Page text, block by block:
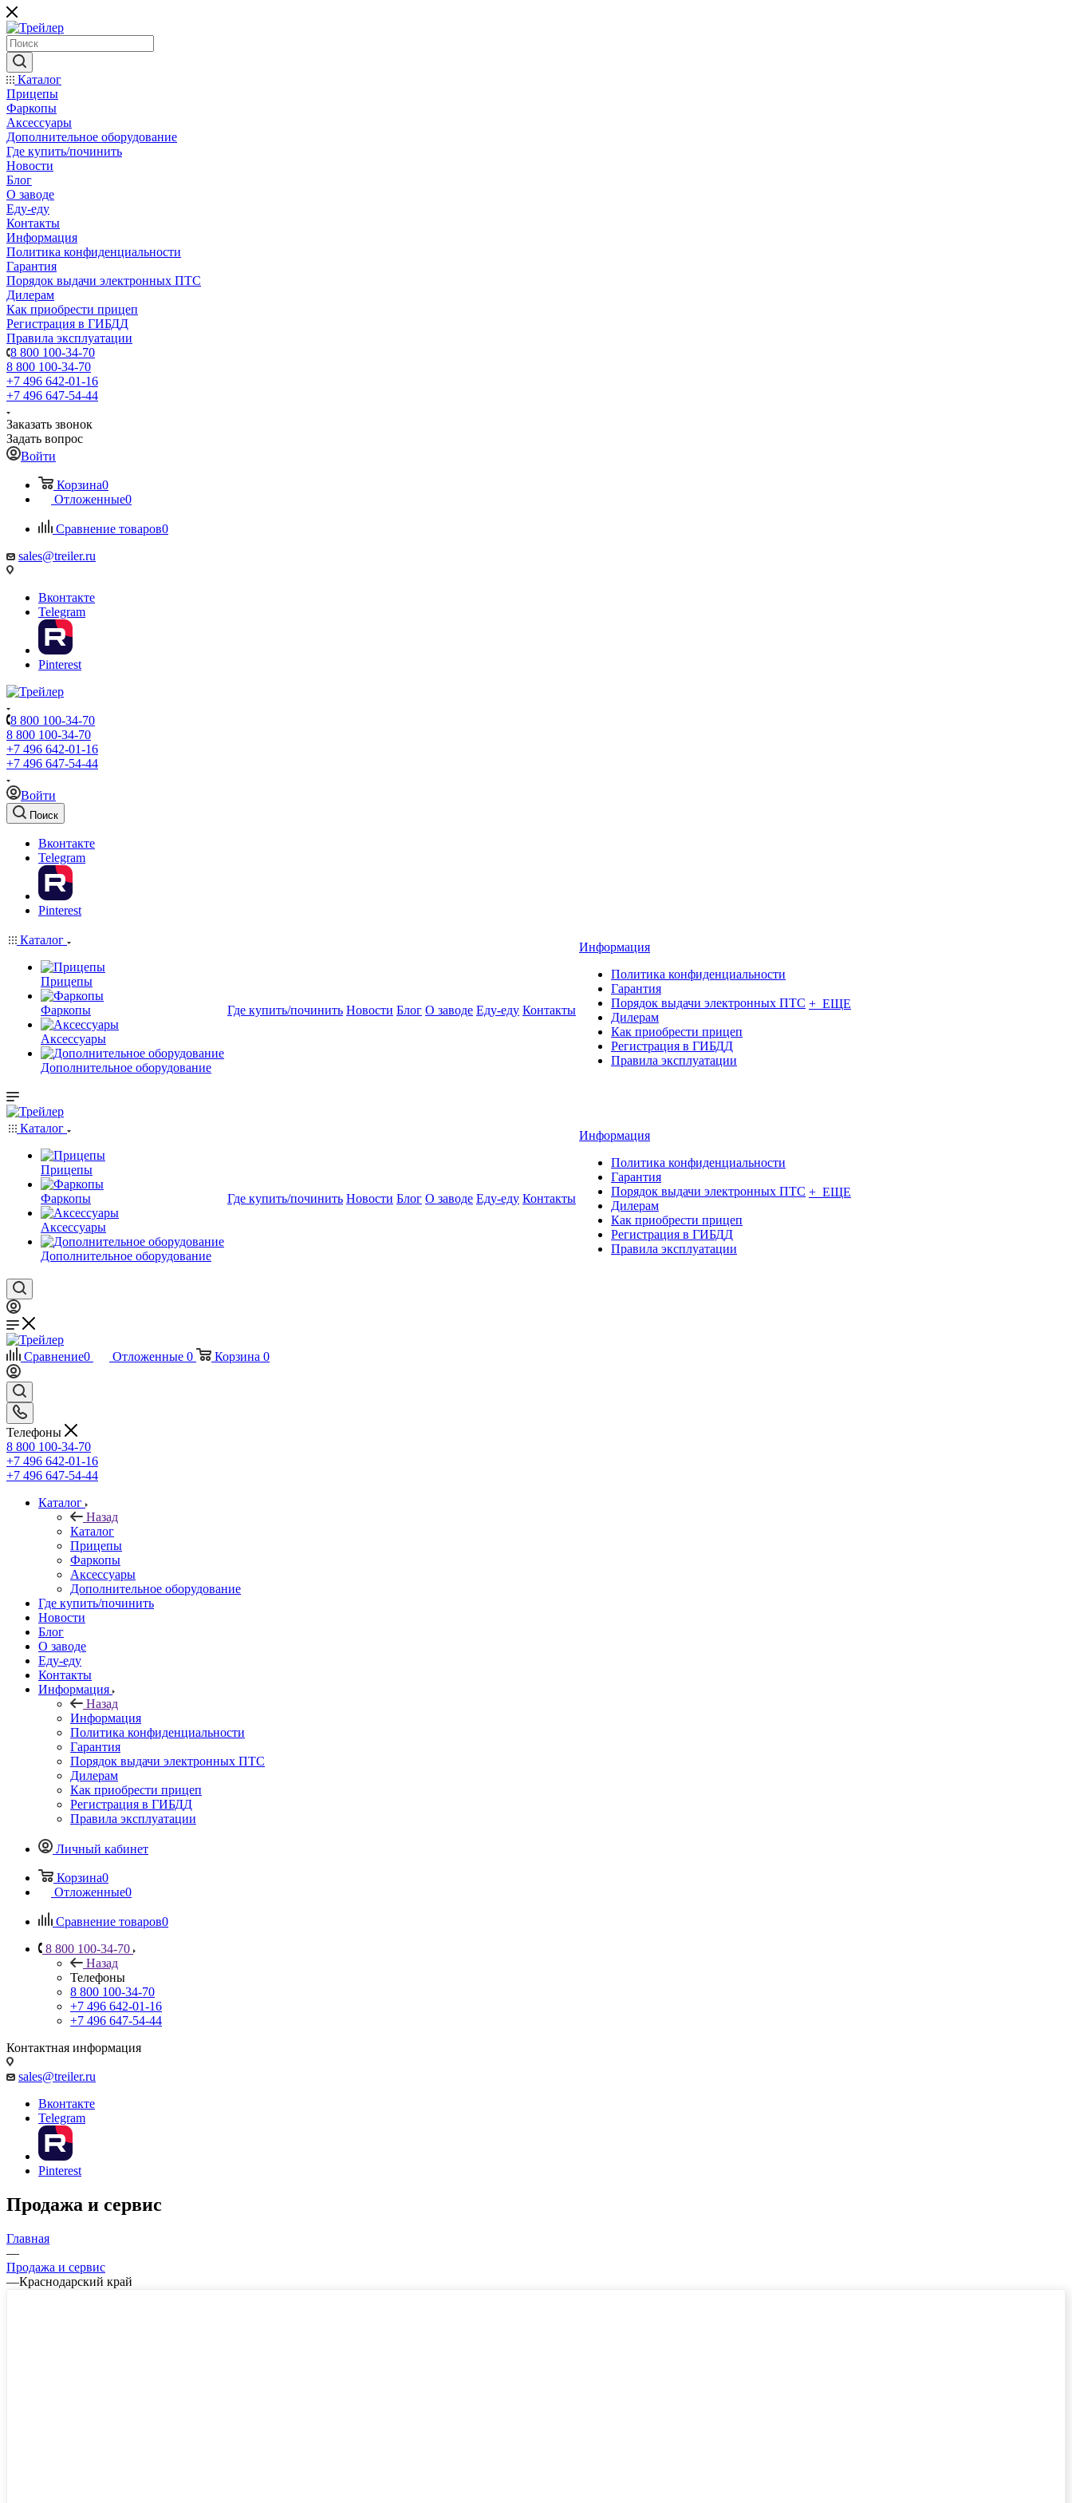
Каталог
Прицепы
Фаркопы
Аксессуары
Дополнительное оборудование
Где купить/починить
Новости
Блог
О заводе
Еду-еду
Контакты
Информация
Политика конфиденциальности
Гарантия
Порядок выдачи электронных ПТС
Дилерам
Как приобрести прицеп
Регистрация в ГИБДД
Правила эксплуатации
8 800 100-34-70
8 800 100-34-70
+7 496 642-01-16
+7 496 647-54-44
Заказать звонок
Задать вопрос
Войти
Корзина0
Отложенные0
Сравнение товаров0
sales@treiler.ru
Вконтакте
Telegram
Pinterest
8 800 100-34-70
8 800 100-34-70
+7 496 642-01-16
+7 496 647-54-44
Войти
Поиск
Вконтакте
Telegram
Pinterest
Каталог
Прицепы
Фаркопы
Аксессуары
Дополнительное оборудование
Где купить/починить Новости Блог О заводе Еду-еду Контакты
Информация
Политика конфиденциальности
Гарантия
Порядок выдачи электронных ПТС
Дилерам
Как приобрести прицеп
Регистрация в ГИБДД
Правила эксплуатации
+ ЕЩЕ
Каталог
Прицепы
Фаркопы
Аксессуары
Дополнительное оборудование
Где купить/починить Новости Блог О заводе Еду-еду Контакты
Информация
Политика конфиденциальности
Гарантия
Порядок выдачи электронных ПТС
Дилерам
Как приобрести прицеп
Регистрация в ГИБДД
Правила эксплуатации
+ ЕЩЕ
Сравнение0 Отложенные 0 Корзина 0
Телефоны
8 800 100-34-70
+7 496 642-01-16
+7 496 647-54-44
Каталог
Назад
Каталог
Прицепы
Фаркопы
Аксессуары
Дополнительное оборудование
Где купить/починить
Новости
Блог
О заводе
Еду-еду
Контакты
Информация
Назад
Информация
Политика конфиденциальности
Гарантия
Порядок выдачи электронных ПТС
Дилерам
Как приобрести прицеп
Регистрация в ГИБДД
Правила эксплуатации
Личный кабинет
Корзина0
Отложенные0
Сравнение товаров0
8 800 100-34-70
Назад
Телефоны
8 800 100-34-70
+7 496 642-01-16
+7 496 647-54-44
Контактная информация
sales@treiler.ru
Вконтакте
Telegram
Pinterest
Продажа и сервис
Главная
—
Продажа и сервис
—Краснодарский край